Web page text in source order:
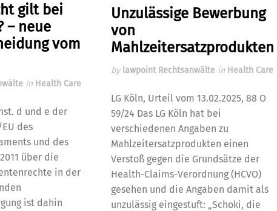
gilt bei
– neue
vom
in Health Care
d und e der
des
und des
über die
in der
ist dahin
Unzulässige Bewerbung
von
Mahlzeitersatzprodukten
by lawpoint Rechtsanwälte in Health Care
LG Köln, Urteil vom 13.02.2025, 88 O
59/24 Das LG Köln hat bei
verschiedenen Angaben zu
Mahlzeitersatzprodukten einen
Verstoß gegen die Grundsätze der
Health-Claims-Verordnung (HCVO)
gesehen und die Angaben damit als
unzulässig eingestuft: „Schoki, die